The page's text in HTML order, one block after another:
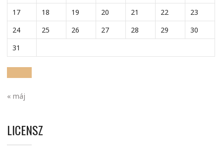
17
18 19 20 21 22
23
24
25 26 27 28 29
30
31
« máj
LICENSZ